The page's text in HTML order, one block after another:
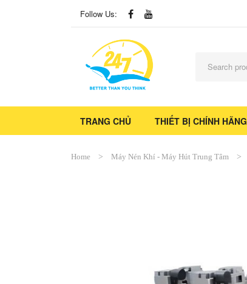
Follow Us:
TRANG CHỦ
THIẾT BỊ CHÍNH HÃNG
Home Máy Nén Khí - Máy Hút Trung Tâm